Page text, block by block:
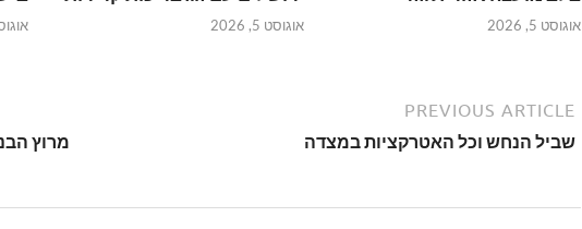
אוגוסט 5, 2026 אוגוסט 5, 2026 אוגוסט 5,
PREVIOUS ARTICLE
שביל הנחש וכל האטרקציות במצדה מרוץ